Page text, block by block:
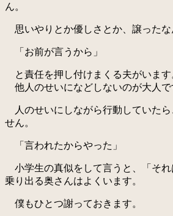
ん。
思いやりとか優しさとか、譲ったな
「お前が言うから」
と責任を押し付けまくる夫がいます
他人のせいになどしないのが大人で
人のせいにしながら行動していたら
せん。
「言われたからやった」
小学生の真似をして言うと、「それ
乗り出る奥さんはよくいます。
僕もひとつ謝っておきます。